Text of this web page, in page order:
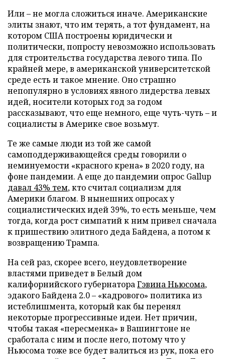
Или – не могла сложиться иначе. Американские
элиты знают, что им терять, а тот фундамент, на
котором США построены юридически и
политически, попросту невозможно использовать
для строительства государства левого типа. По
крайней мере, в американской университетской
среде есть и такое мнение. Оно страшно
непопулярно в условиях явного лидерства левых
идей, носители которых год за годом
рассказывают, что еще немного, еще чуть-чуть – и
социалисты в Америке свое возьмут.
Те же самые люди из той же самой
самоподдерживающейся среды говорили о
неминуемости «красного крена» в 2020 году, на
фоне пандемии. А еще до пандемии опрос Gallup
давал 43% тем, кто считал социализм для
Америки благом. В нынешних опросах у
социалистических идей 39%, то есть меньше, чем
тогда, когда рост симпатий к ним привел сначала
к пришествию элитного деда Байдена, а потом к
возвращению Трампа.
На сей раз, скорее всего, неудовлетворение
властями приведет в Белый дом
калифорнийского губернатораГэвина Ньюсома,
эдакого Байдена 2.0 – «кадрового» политика из
истеблишмента, который как бы перенял
некоторые прогрессивные идеи. Нет причин,
чтобы такая «пересменка» в Вашингтоне не
сработала с ним и после него, потому что у
Ньюсома тоже все будет валиться из рук, пока его